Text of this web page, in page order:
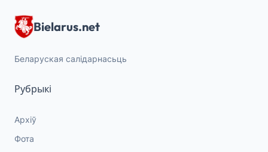
Bielarus.net
Беларуская салідарнасьць
Рубрыкі
Архіў
Фота